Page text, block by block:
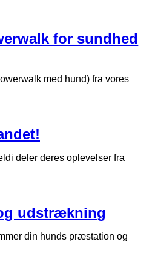
for sundhed
med hund) fra vores
deler deres oplevelser fra
udstrækning
din hunds præstation og